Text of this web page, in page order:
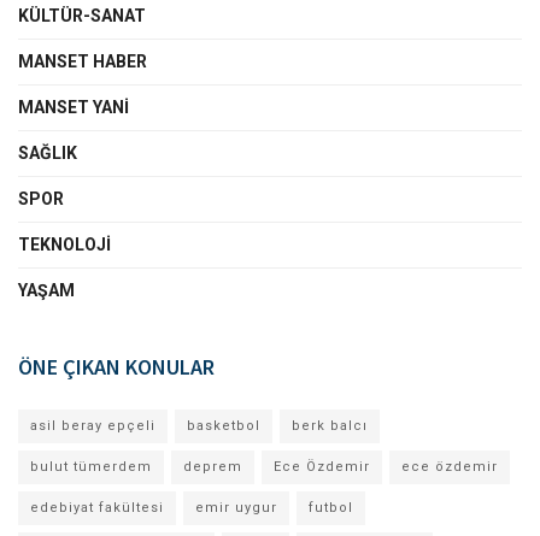
KÜLTÜR-SANAT
MANSET HABER
MANSET YANI
SAĞLIK
SPOR
TEKNOLOJI
YAŞAM
ÖNE ÇIKAN KONULAR
asil beray epçeli basketbol berk balcı
bulut tümerdem deprem Ece Özdemir ece özdemir
edebiyat fakültesi emir uygur futbol